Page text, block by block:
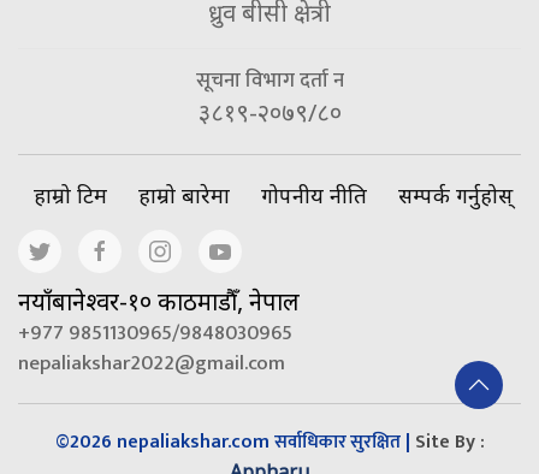
ध्रुव बीसी क्षेत्री
सूचना विभाग दर्ता न
३८१९-२०७९/८०
हाम्रो टिम हाम्रो बारेमा गोपनीय नीति सम्पर्क गर्नुहोस्
नयाँबानेश्वर-१० काठमाडौँ, नेपाल
+977 9851130965/9848030965
nepaliakshar2022@gmail.com
©2026 nepaliakshar.com सर्वाधिकार सुरक्षित| Site By :